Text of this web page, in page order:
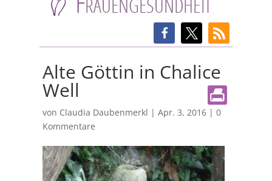
Alte Göttin in Chalice
Well
von Claudia Daubenmerkl | Apr. 3, 2016| 0
Kommentare